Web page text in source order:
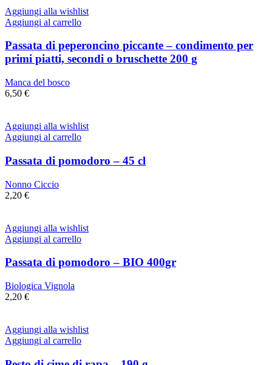
Aggiungi alla wishlist
Aggiungi al carrello
Passata di peperoncino piccante – condimento per
primi piatti, secondi o bruschette 200 g
Manca del bosco
6,50 €
Aggiungi alla wishlist
Aggiungi al carrello
Passata di pomodoro – 45 cl
Nonno Ciccio
2,20 €
Aggiungi alla wishlist
Aggiungi al carrello
Passata di pomodoro – BIO 400gr
Biologica Vignola
2,20 €
Aggiungi alla wishlist
Aggiungi al carrello